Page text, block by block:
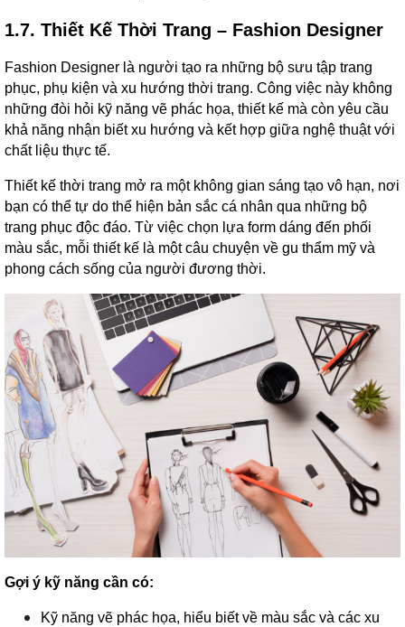
1.7. Thiết Kế Thời Trang – Fashion Designer
Fashion Designer là người tạo ra những bộ sưu tập trang
phục, phụ kiện và xu hướng thời trang. Công việc này không
những đòi hỏi kỹ năng vẽ phác họa, thiết kế mà còn yêu cầu
khả năng nhận biết xu hướng và kết hợp giữa nghệ thuật với
chất liệu thực tế.
Thiết kế thời trang mở ra một không gian sáng tạo vô hạn, nơi
bạn có thể tự do thể hiện bản sắc cá nhân qua những bộ
trang phục độc đáo. Từ việc chọn lựa form dáng đến phối
màu sắc, mỗi thiết kế là một câu chuyện về gu thẩm mỹ và
phong cách sống của người đương thời.
Gợi ý kỹ năng cần có:
Kỹ năng vẽ phác họa, hiểu biết về màu sắc và các xu